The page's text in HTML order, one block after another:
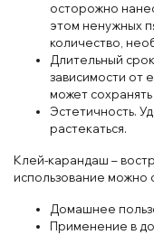
осторожно
этом ненужных
количество,
Длительный
зависимости от
может
Эстетичность.
растекаться.
Клей-карандаш –
использование можно
Домашнее
Применение в